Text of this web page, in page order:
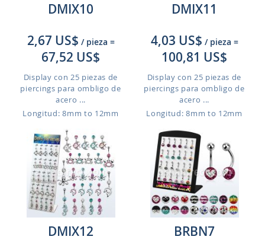
DMIX10
2,67 US$ / pieza =
67,52 US$
Display con 25 piezas de
piercings para ombligo de
acero ...
Longitud: 8mm to 12mm
DMIX11
4,03 US$ / pieza =
100,81 US$
Display con 25 piezas de
piercings para ombligo de
acero ...
Longitud: 8mm to 12mm
DMIX12
BRBN7